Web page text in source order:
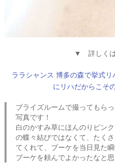
▼ 詳しく
ララシャンス 博多の森で挙式
にリハだからこそ
ブライズルームで撮ってもら
写真です！
白のかすみ草にほんのりピン
の蝶々結びではなくて、たく
てくれて、ブーケを当日見た
ブーケを頼んでよかったなと思